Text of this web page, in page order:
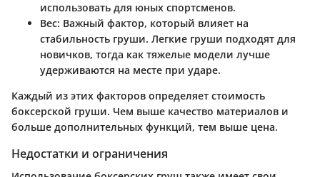
использовать для юных спортсменов.
Вес: Важный фактор, который влияет на
стабильность груши. Легкие груши подходят для
новичков, тогда как тяжелые модели лучше
удерживаются на месте при ударе.
Каждый из этих факторов определяет стоимость
боксерской груши. Чем выше качество материалов и
больше дополнительных функций, тем выше цена.
Недостатки и ограничения